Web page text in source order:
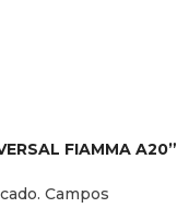
FIAMMA A20”
Campos